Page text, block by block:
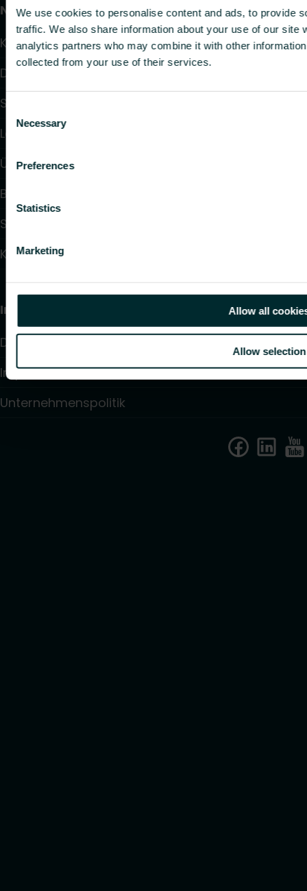
We use cookies to personalise content and ads, to provide
traffic. We also share information about your use of our site
analytics partners who may combine it with other
collected from your use of their services.
Consent
Selection
Necessary
Preferences
Statistics
Marketing
Allow all
Allow selection
Nützliche Links
Kalulator
Downloads
Service & Support
Lösungen
Über uns
Blog-Artikel
Stützpunkthändler- und Handwerkersuche
Kontakt
Information
Datenschutzrichtlinien
Impressum
Unternehmenspolitik